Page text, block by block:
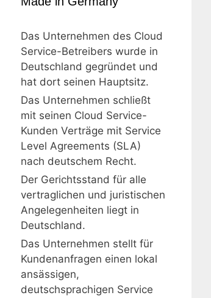
Das Unternehmen des Cloud
Service-Betreibers wurde in
Deutschland gegründet und
hat dort seinen Hauptsitz.
Das Unternehmen schließt
mit seinen Cloud Service-
Kunden Verträge mit Service
Level Agreements (SLA)
nach deutschem Recht.
Der Gerichtsstand für alle
vertraglichen und juristischen
Angelegenheiten liegt in
Deutschland.
Das Unternehmen stellt für
Kundenanfragen einen lokal
ansässigen,
deutschsprachigen Service